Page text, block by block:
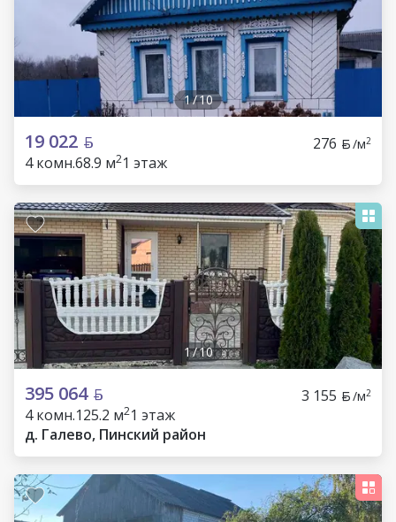
1/10
19 022 276 /м2
4 комн.68.9 м21 этаж
1/10
395 064 3 155 /м2
4 комн.125.2 м21 этаж
д. Галево, Пинский район